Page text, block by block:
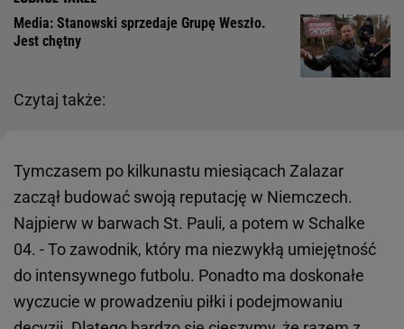
Czytaj także:
Media: Stanowski sprzedaje Grupę Weszło.
Jest chętny
Tymczasem po kilkunastu miesiącach Zalazar
zaczął budować swoją reputację w Niemczech.
Najpierw w barwach St. Pauli, a potem w Schalke
04. - To zawodnik, który ma niezwykłą umiejętność
do intensywnego futbolu. Ponadto ma doskonałe
wyczucie w prowadzeniu piłki i podejmowaniu